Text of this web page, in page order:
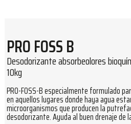
PRO FOSS B
Desodorizante absorbeolores
10kg
PRO-FOSS-B especialmente formulado
en aquellos lugares donde haya agua
microorganismos que producen la
desodorizante. Ayuda al buen drenaje de